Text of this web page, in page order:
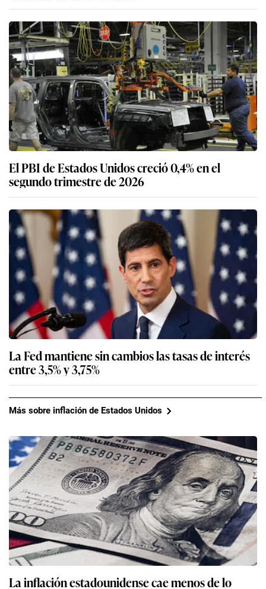
El PBI de Estados Unidos creció 0,4% en el
segundo trimestre de 2026
La Fed mantiene sin cambios las tasas de interés
entre 3,5% y 3,75%
Más sobre inflación de Estados Unidos
La inflación estadounidense cae menos de lo